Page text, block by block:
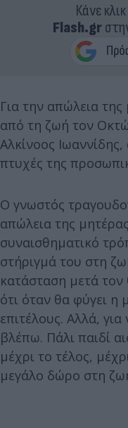
Κάνε
Flash.gr
Για την απώλεια
από τη ζωή τον
Αλκίνοος
πτυχές της
Ο γνωστός
απώλεια της
συναισθηματικό
στήριγμά του στη
κατάσταση μετά τον
ότι όταν θα φύγει η
επιτέλους. Αλλά, για
βλέπω. Πάλι παιδί
μέχρι το τέλος,
μεγάλο δώρο στη